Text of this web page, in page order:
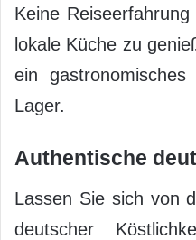
Keine
lokale Küche zu
ein
Lager.
Authentische
Lassen Sie sich von
deutscher